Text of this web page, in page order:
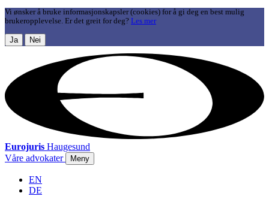
Vi ønsker å bruke informasjonskapsler (cookies) for å gi deg en best mulig
brukeropplevelse. Er det greit for deg? Les mer
Ja Nei
Eurojuris Haugesund
Våre advokater
Meny
EN
DE